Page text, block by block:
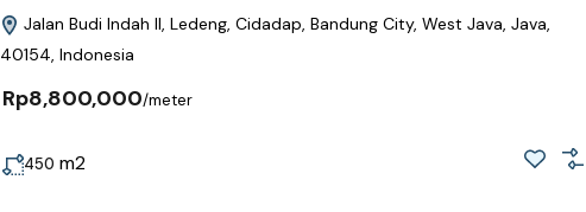
Jalan Budi Indah II, Ledeng, Cidadap, Bandung City, West Java, Java,
40154, Indonesia
Rp8,800,000/meter
450 m2